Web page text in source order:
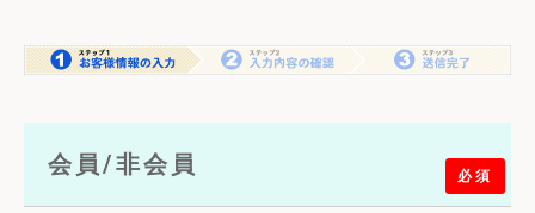
会員/非会員 必須